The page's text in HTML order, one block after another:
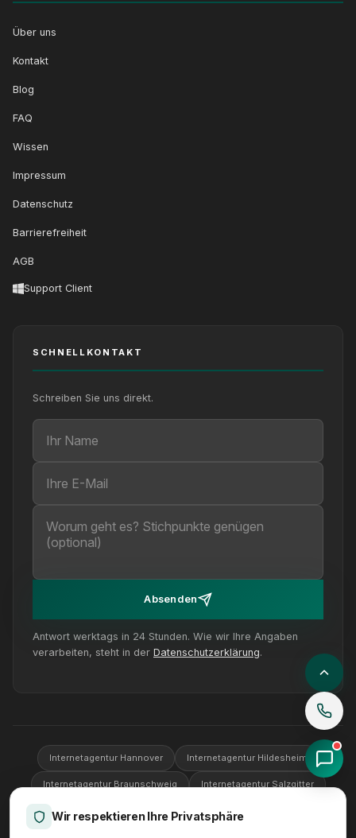
Über uns
Kontakt
Blog
FAQ
Wissen
Impressum
Datenschutz
Barrierefreiheit
AGB
Support Client
SCHNELLKONTAKT
Schreiben Sie uns direkt.
Ihr Name
Ihre E-Mail
Ihre Nachricht (optional)
Absenden
Antwort werktags in 24 Stunden. Wie wir Ihre Angaben
verarbeiten, steht in der Datenschutzerklärung.
Internetagentur Hannover Internetagentur Hildesheim
Internetagentur Braunschweig Internetagentur Salzgitter
Internetagentur Wolfsburg Internetagentur Göttingen
Wir respektieren Ihre Privatsphäre